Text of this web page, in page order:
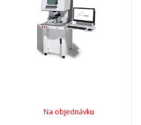
Na objednávku